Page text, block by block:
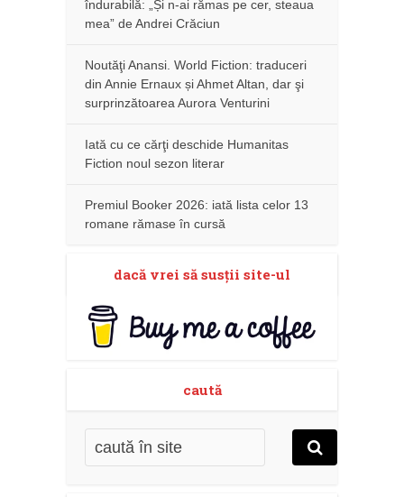
îndurabilă: „Și n-ai rămas pe cer, steaua
mea” de Andrei Crăciun
Noutăţi Anansi. World Fiction: traduceri
din Annie Ernaux și Ahmet Altan, dar şi
surprinzătoarea Aurora Venturini
Iată cu ce cărţi deschide Humanitas
Fiction noul sezon literar
Premiul Booker 2026: iată lista celor 13
romane rămase în cursă
dacă vrei să susţii site-ul
caută